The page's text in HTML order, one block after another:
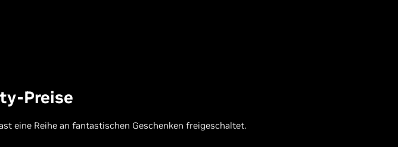
Preise
eine Reihe an fantastischen Geschenken freigeschaltet.